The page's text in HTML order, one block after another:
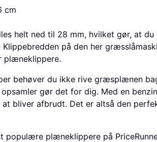
cm
helt ned til 28 mm, hvilket gør, at
på den her
plæneklippere.
behøver du ikke rive græsplænen
gør det for dig. Med en
bliver afbrudt. Det er altså den
populære plæneklippere på